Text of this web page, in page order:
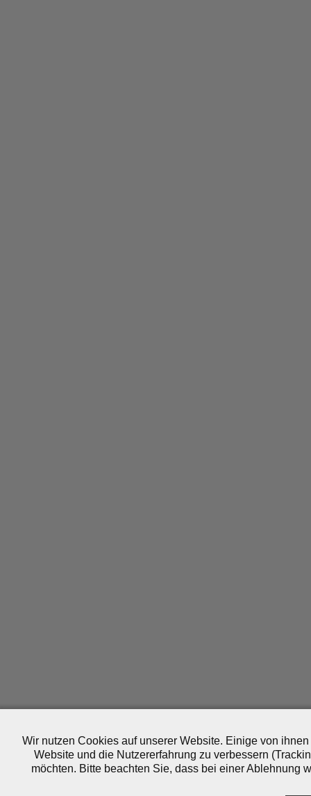
Wir nutzen Cookies auf unserer Website. Einige von
Website und die Nutzererfahrung zu verbessern
möchten. Bitte beachten Sie, dass bei einer Ablehnung